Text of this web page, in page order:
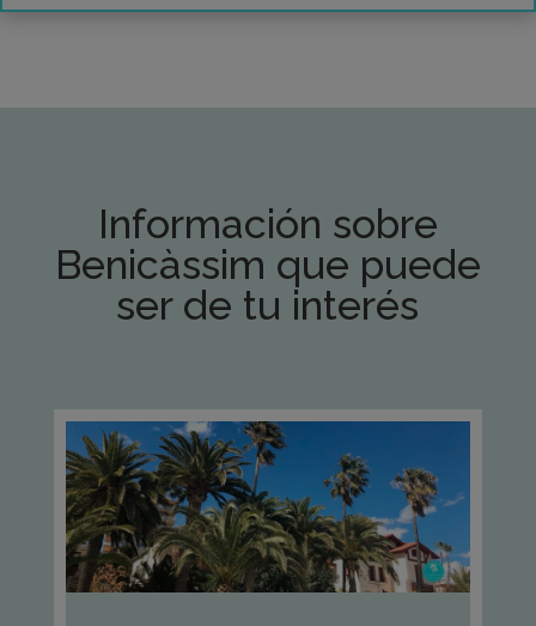
Información sobre
Benicàssim que puede
ser de tu interés